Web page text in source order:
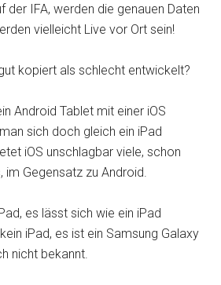
der IFA, werden die genauen Daten
vielleicht Live vor Ort sein!
kopiert als schlecht entwickelt?
Android Tablet mit einer iOS
sich doch gleich ein iPad
iOS unschlagbar viele, schon
Gegensatz zu Android.
es lässt sich wie ein iPad
iPad, es ist ein Samsung Galaxy
nicht bekannt.